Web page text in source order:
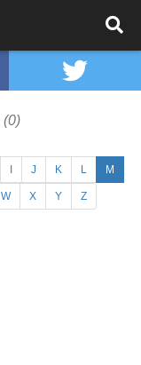
(0)
J K L M
W X Y Z